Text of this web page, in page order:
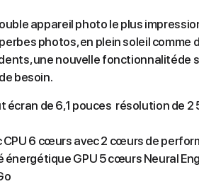
appareil photo le plus
photos, en plein soleil comme
une nouvelle fonctionnalitéde
besoin.
écran de 6,1 pouces résolution de 2
CPU 6 cœurs avec 2 cœurs de
GPU 5 cœurs Neural